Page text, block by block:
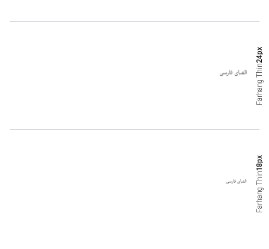
Farhang
Thin
24
px
Farhang
Thin
18
px